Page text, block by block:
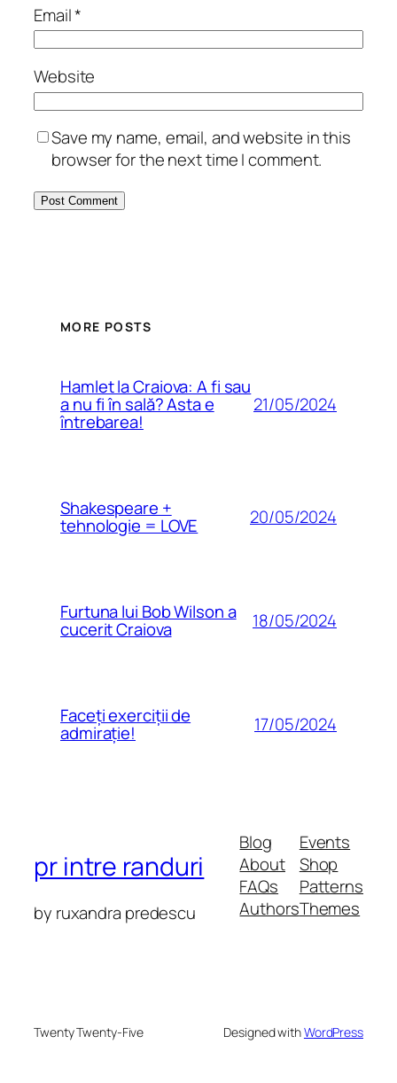
Email*
Website
Save my name, email, and website in this
browser for the next time I comment.
MORE POSTS
Hamlet la Craiova: A fi sau
a nu fi în sală? Asta e
întrebarea!
21/05/2024
Shakespeare +
tehnologie = LOVE 20/05/2024
Furtuna lui Bob Wilson a
cucerit Craiova 18/05/2024
Faceți exerciții de
admirație! 17/05/2024
pr intre randuri
by ruxandra predescu
Blog
About
FAQs
Authors
Events
Shop
Patterns
Themes
Twenty Twenty-Five Designed withWordPress